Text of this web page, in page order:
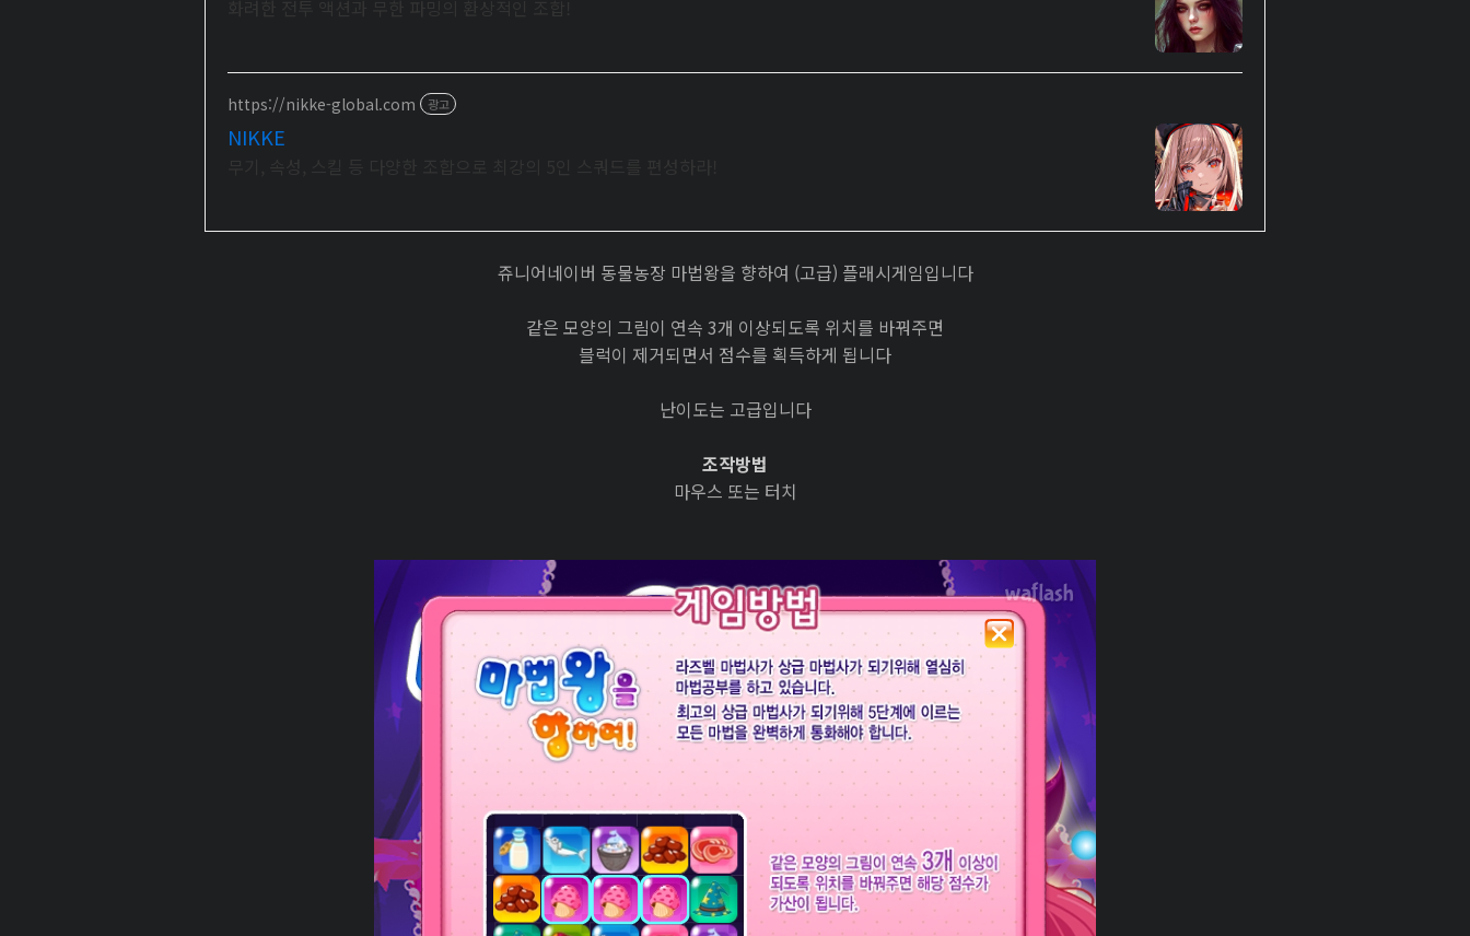
https://nikke-global.com 광고
NIKKE
쥬니어네이버 동물농장 마법왕을 향하여 (고급) 플래시게임입니다
같은 모양의 그림이 연속 3개 이상되도록 위치를 바꿔주면
블럭이 제거되면서 점수를 획득하게 됩니다
난이도는 고급입니다
조작방법
마우스 또는 터치